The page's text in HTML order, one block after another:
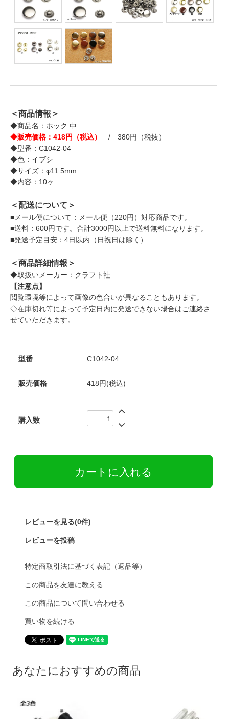
＜商品情報＞
◆商品名：ホック 中
◆販売価格：418円（税込）
/ 380円（税抜）
◆型番：C1042-04
◆色：イブシ
◆サイズ：φ11.5mm
◆内容：10ヶ
＜配送について＞
■メール便について：メール便（220円）対応商品です。
■送料：600円です。合計3000円以上で送料無料になります。
■発送予定目安：4日以内（日祝日は除く）
＜商品詳細情報＞
◆取扱いメーカー：クラフト社
【注意点】
閲覧環境等によって画像の色合いが異なることもあります。
◇在庫切れ等によって予定日内に発送できない場合はご連絡さ
せていただきます。
型番 C1042-04
販売価格 418円(税込)
購入数
レビューを見る(0件)
レビューを投稿
特定商取引法に基づく表記（返品等）
この商品を友達に教える
この商品について問い合わせる
買い物を続ける
あなたにおすすめの商品